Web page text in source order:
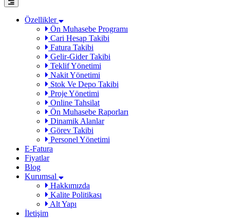
Özellikler
Ön Muhasebe Programı
Cari Hesap Takibi
Fatura Takibi
Gelir-Gider Takibi
Teklif Yönetimi
Nakit Yönetimi
Stok Ve Depo Takibi
Proje Yönetimi
Online Tahsilat
Ön Muhasebe Raporları
Dinamik Alanlar
Görev Takibi
Personel Yönetimi
E-Fatura
Fiyatlar
Blog
Kurumsal
Hakkımızda
Kalite Politikası
Alt Yapı
İletişim